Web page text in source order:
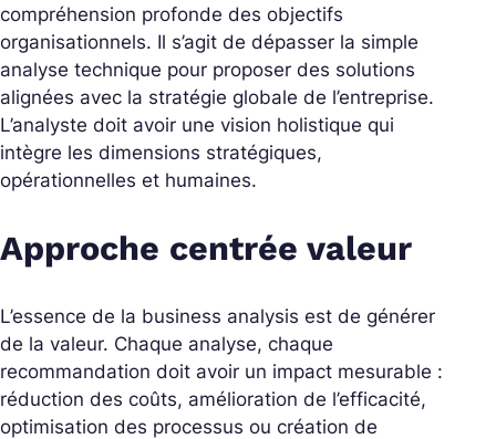
compréhension profonde des objectifs
organisationnels. Il s’agit de dépasser la simple
analyse technique pour proposer des solutions
alignées avec la stratégie globale de l’entreprise.
L’analyste doit avoir une vision holistique qui
intègre les dimensions stratégiques,
opérationnelles et humaines.
Approche centrée valeur
L’essence de la business analysis est de générer
de la valeur. Chaque analyse, chaque
recommandation doit avoir un impact mesurable :
réduction des coûts, amélioration de l’efficacité,
optimisation des processus ou création de